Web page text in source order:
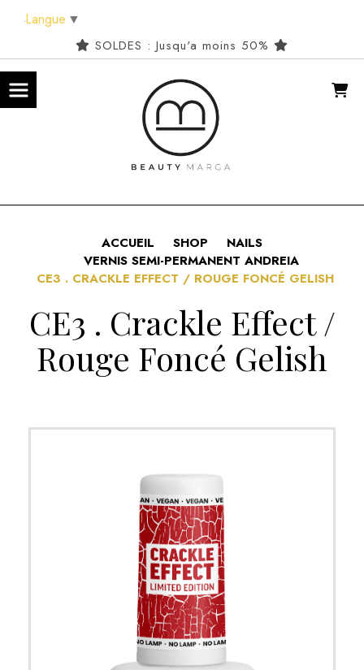
SOLDES : Jusqu'a moins 50%
ACCUEIL SHOP
NAILS
VERNIS SEMI-PERMANENT ANDREIA
CE3 . CRACKLE EFFECT / ROUGE FONCÉ GELISH
CE3 . Crackle Effect /
Rouge Foncé Gelish
Langue ▼